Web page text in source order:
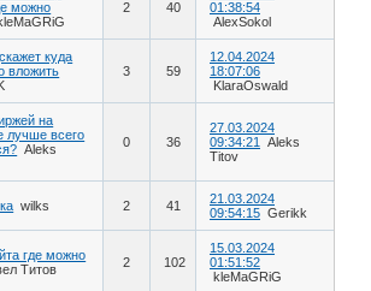
можно
2 40
01:38:54
AlexSokol
куда
вложить
3 59
12.04.2024
18:07:06
KlaraOswald
на
лучше всего
Aleks
0 36
27.03.2024
09:34:21
Aleks
Titov
wilks 2 41
21.03.2024
09:54:15 Gerikk
где можно
Титов 2 102
15.03.2024
01:51:52
kleMaGRiG